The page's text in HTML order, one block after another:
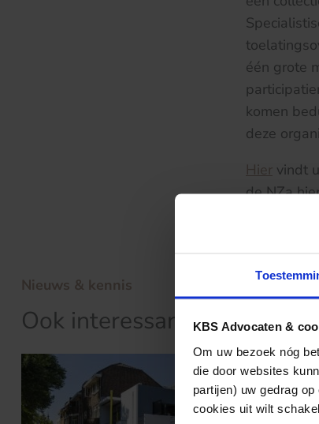
KBS Advocaten &
Om uw bezoek nóg
die door websites
partijen) uw gedrag
cookies uit wilt
één grote
komen
deze
Hier vindt
de NZa
Nieuws & kennis
Ook interessant?